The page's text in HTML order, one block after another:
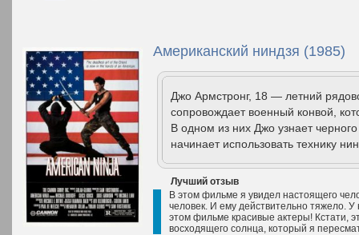
Американский ниндзя (1985)
Джо Армстронг, 18 — летний
сопровождает военный конвой,
В одном из них Джо узнает
начинает использовать технику
Лучший отзыв
В этом фильме я увидел настоящего
человек. И ему действительно тяжело. У
этом фильме красивые актеры! Кстати,
восходящего солнца, который я